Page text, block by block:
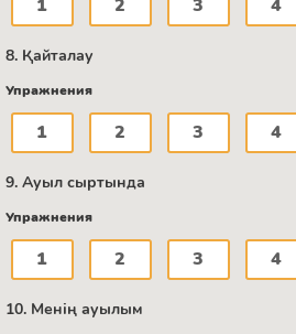
1 2 3 4
8. Қайталау
Упражнения
1 2 3 4
9. Ауыл сыртында
Упражнения
1 2 3 4
10. Менің ауылым